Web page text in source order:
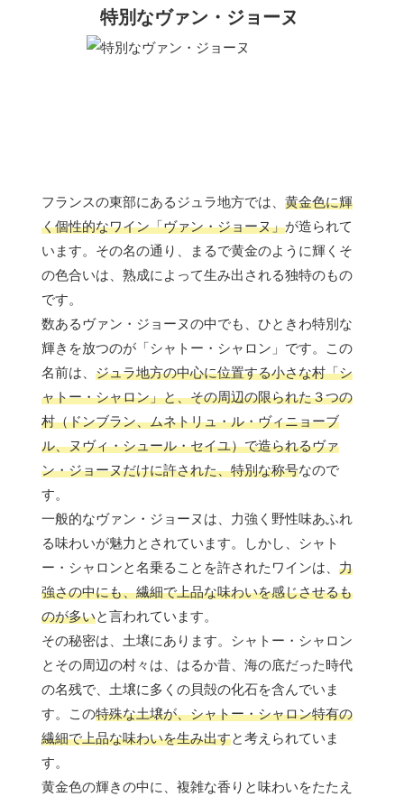
特別なヴァン・ジョーヌ
フランスの東部にあるジュラ地方では、 黄金色に輝
く個性的なワイン「ヴァン・ジョーヌ」が造られて
います。その名の通り、まるで黄金のように輝くそ
の色合いは、熟成によって生み出される独特のもの
です。
数あるヴァン・ジョーヌの中でも、ひときわ特別な
輝きを放つのが「シャトー・シャロン」です。この
名前は、 ジュラ地方の中心に位置する小さな村「シ
ャトー・シャロン」と、その周辺の限られた３つの
村（ドンブラン、ムネトリュ・ル・ヴィニョーブ
ル、ヌヴィ・シュール・セイユ）で造られるヴァ
ン・ジョーヌだけに許された、特別な称号なので
す。
一般的なヴァン・ジョーヌは、力強く野性味あふれ
る味わいが魅力とされています。しかし、シャト
ー・シャロンと名乗ることを許されたワインは、 力
強さの中にも、繊細で上品な味わいを感じさせるも
のが多いと言われています。
その秘密は、土壌にあります。シャトー・シャロン
とその周辺の村々は、はるか昔、海の底だった時代
の名残で、土壌に多くの貝殻の化石を含んでいま
す。この特殊な土壌が、シャトー・シャロン特有の
繊細で上品な味わいを生み出すと考えられていま
す。
黄金色の輝きの中に、複雑な香りと味わいをたたえ